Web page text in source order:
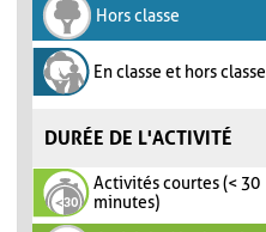
Hors classe
En classe et hors classe
DURÉE DE L'ACTIVITÉ
Activités courtes (< 30
minutes)